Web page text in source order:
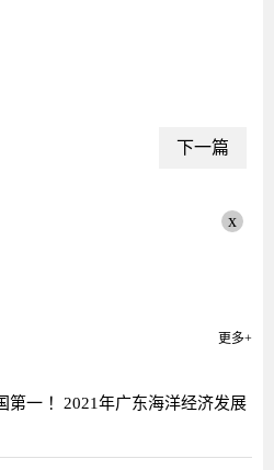
下一篇
x
更多+
第一 ！2021年广东海洋经济发展